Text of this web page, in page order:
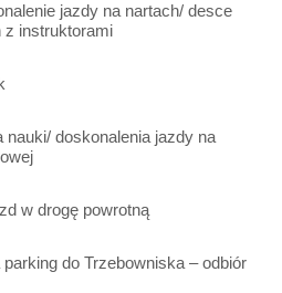
jazdy na nartach/ desce
z instruktorami
nauki/ doskonalenia jazdy na
w drogę powrotną
do Trzebowniska – odbiór